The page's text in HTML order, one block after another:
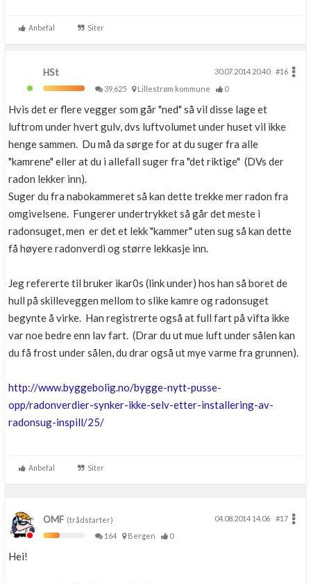
Anbefal Siter
HSt 30.07.2014 20.40
#16
39,625
Lillestrøm kommune 0
Hvis det er flere vegger som går "ned" så vil disse lage et
luftrom under hvert gulv, dvs luftvolumet under huset vil ikke
henge sammen. Du må da sørge for at du suger fra alle
"kamrene" eller at du i allefall suger fra "det riktige" (DVs der
radon lekker inn).
Suger du fra nabokammeret så kan dette trekke mer radon fra
omgivelsene. Fungerer undertrykket så går det meste i
radonsuget, men er det et lekk "kammer" uten sug så kan dette
få høyere radonverdi og større lekkasje inn.
Jeg refererte til bruker ikar0s (link under) hos han så boret de
hull på skilleveggen mellom to slike kamre og radonsuget
begynte å virke. Han registrerte også at full fart på vifta ikke
var noe bedre enn lav fart. (Drar du ut mue luft under sålen kan
du få frost under sålen, du drar også ut mye varme fra grunnen).
http://www.byggebolig.no/bygge-nytt-pusse-
opp/radonverdier-synker-ikke-selv-etter-installering-av-
radonsug-inspill/25/
Anbefal Siter
OMF (trådstarter) 04.08.2014 14.06
#17
164
Bergen 0
Hei!